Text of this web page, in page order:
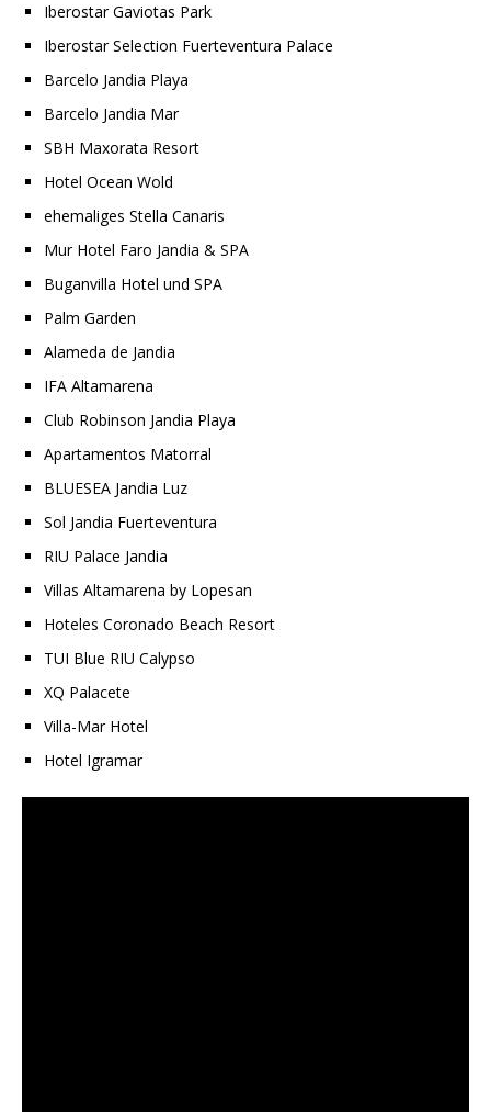
Iberostar Gaviotas Park
Iberostar Selection Fuerteventura Palace
Barcelo Jandia Playa
Barcelo Jandia Mar
SBH Maxorata Resort
Hotel Ocean Wold
ehemaliges Stella Canaris
Mur Hotel Faro Jandia & SPA
Buganvilla Hotel und SPA
Palm Garden
Alameda de Jandia
IFA Altamarena
Club Robinson Jandia Playa
Apartamentos Matorral
BLUESEA Jandia Luz
Sol Jandia Fuerteventura
RIU Palace Jandia
Villas Altamarena by Lopesan
Hoteles Coronado Beach Resort
TUI Blue RIU Calypso
XQ Palacete
Villa-Mar Hotel
Hotel Igramar